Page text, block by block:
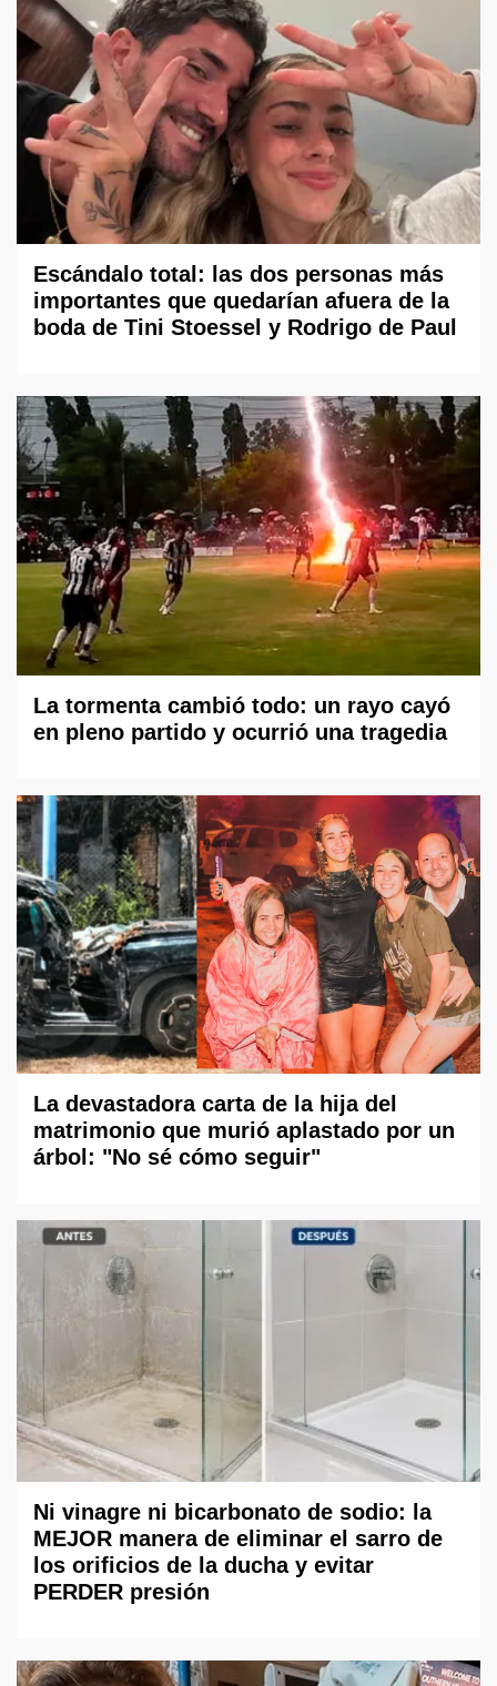
Escándalo total: las dos personas más
importantes que quedarían afuera de la
boda de Tini Stoessel y Rodrigo de Paul
La tormenta cambió todo: un rayo cayó
en pleno partido y ocurrió una tragedia
La devastadora carta de la hija del
matrimonio que murió aplastado por un
árbol: "No sé cómo seguir"
Ni vinagre ni bicarbonato de sodio: la
MEJOR manera de eliminar el sarro de
los orificios de la ducha y evitar
PERDER presión